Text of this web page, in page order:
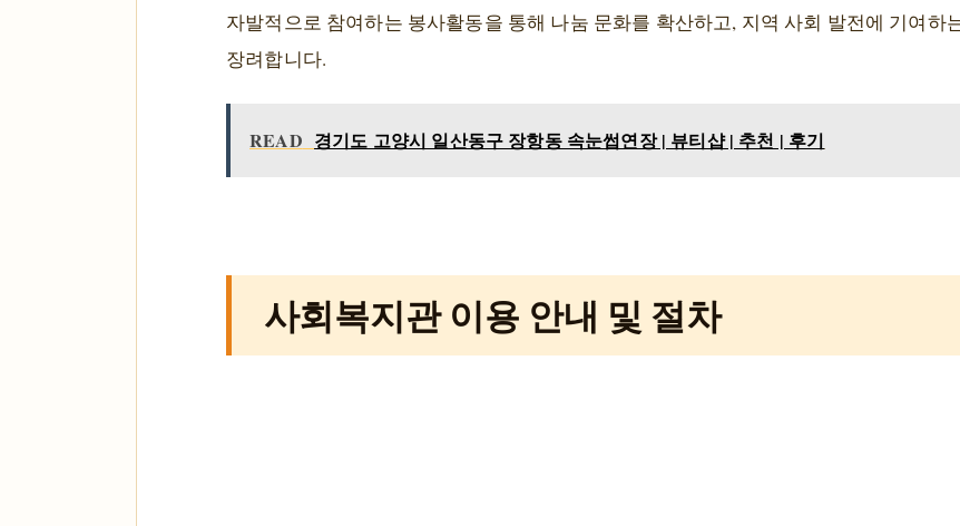
자발적으로 참여하는 봉사활동을 통해 나눔 문화를 확산하고, 지역 사회 발전에 기여하
장려합니다.
READ 경기도 고양시 일산동구 장항동 속눈썹연장 | 뷰티샵 | 추천 | 후기
사회복지관 이용 안내 및 절차